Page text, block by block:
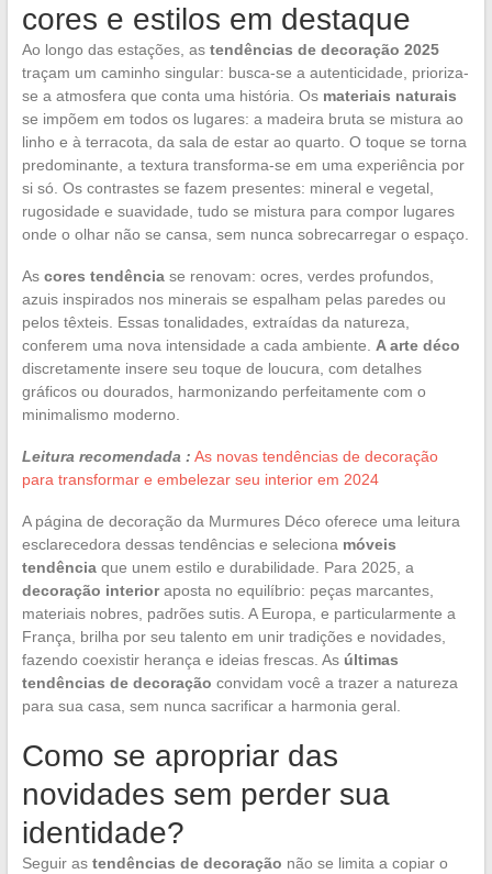
cores e estilos em destaque
Ao longo das estações, as tendências de decoração 2025
traçam um caminho singular: busca-se a autenticidade, prioriza-
se a atmosfera que conta uma história. Os materiais naturais
se impõem em todos os lugares: a madeira bruta se mistura ao
linho e à terracota, da sala de estar ao quarto. O toque se torna
predominante, a textura transforma-se em uma experiência por
si só. Os contrastes se fazem presentes: mineral e vegetal,
rugosidade e suavidade, tudo se mistura para compor lugares
onde o olhar não se cansa, sem nunca sobrecarregar o espaço.
As cores tendênciase renovam: ocres, verdes profundos,
azuis inspirados nos minerais se espalham pelas paredes ou
pelos têxteis. Essas tonalidades, extraídas da natureza,
conferem uma nova intensidade a cada ambiente. A arte déco
discretamente insere seu toque de loucura, com detalhes
gráficos ou dourados, harmonizando perfeitamente com o
minimalismo moderno.
Leitura recomendada : As novas tendências de decoração
para transformar e embelezar seu interior em 2024
A página de decoração da Murmures Déco oferece uma leitura
esclarecedora dessas tendências e seleciona móveis
tendênciaque unem estilo e durabilidade. Para 2025, a
decoração interioraposta no equilíbrio: peças marcantes,
materiais nobres, padrões sutis. A Europa, e particularmente a
França, brilha por seu talento em unir tradições e novidades,
fazendo coexistir herança e ideias frescas. As últimas
tendências de decoração convidam você a trazer a natureza
para sua casa, sem nunca sacrificar a harmonia geral.
Como se apropriar das
novidades sem perder sua
identidade?
Seguir as tendências de decoração não se limita a copiar o